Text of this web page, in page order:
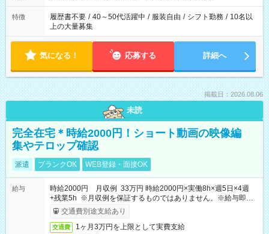
特徴 履歴書不要 / 40～50代活躍中 / 服装自由 / シフト勤務 / 10名以
上の大量募集
気になる！ 応募する 詳細へ
掲載日：2026.08.06
未読
完全在宅＊時給2000円！ショート動画の映像編
集やテロップ確認
派遣 ブランクOK WEB登録・面接OK
給与
時給2000円 月収例 33万円 時給2000円×実働8h×週5日×4週
+残業5h ※月収例を保証するものではありません。※給与即受
取りサービス利用可（利用条件有）
交通費別途支給あり
交通費 1ヶ月3万円を上限として実費支給